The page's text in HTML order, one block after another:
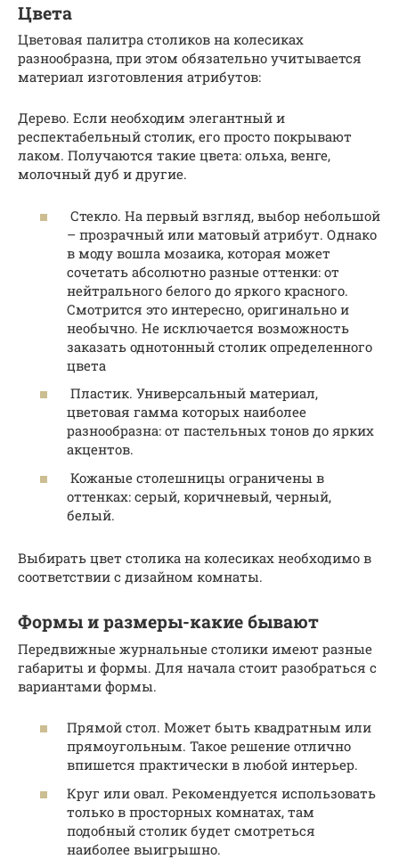
Цвета
Цветовая палитра столиков на колесиках
разнообразна, при этом обязательно учитывается
материал изготовления атрибутов:
Дерево. Если необходим элегантный и
респектабельный столик, его просто покрывают
лаком. Получаются такие цвета: ольха, венге,
молочный дуб и другие.
Стекло. На первый взгляд, выбор небольшой
– прозрачный или матовый атрибут. Однако
в моду вошла мозаика, которая может
сочетать абсолютно разные оттенки: от
нейтрального белого до яркого красного.
Смотрится это интересно, оригинально и
необычно. Не исключается возможность
заказать однотонный столик определенного
цвета
Пластик. Универсальный материал,
цветовая гамма которых наиболее
разнообразна: от пастельных тонов до ярких
акцентов.
Кожаные столешницы ограничены в
оттенках: серый, коричневый, черный,
белый.
Выбирать цвет столика на колесиках необходимо в
соответствии с дизайном комнаты.
Формы и размеры-какие бывают
Передвижные журнальные столики имеют разные
габариты и формы. Для начала стоит разобраться с
вариантами формы.
Прямой стол. Может быть квадратным или
прямоугольным. Такое решение отлично
впишется практически в любой интерьер.
Круг или овал. Рекомендуется использовать
только в просторных комнатах, там
подобный столик будет смотреться
наиболее выигрышно.